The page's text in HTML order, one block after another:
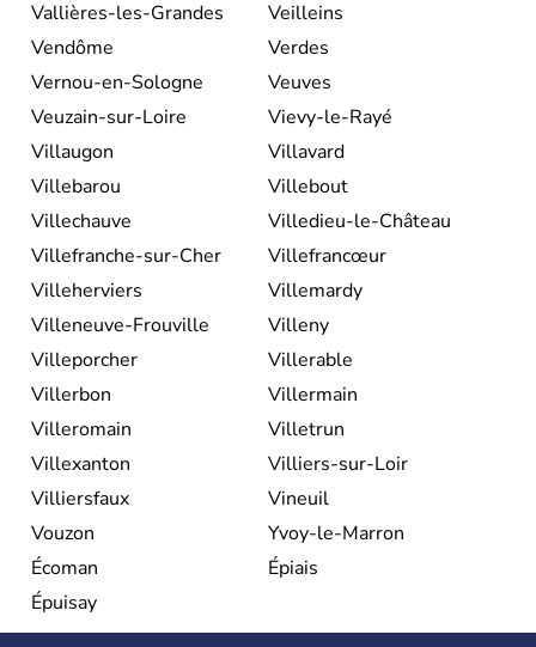
Vallières-les-Grandes
Veilleins
Vendôme
Verdes
Vernou-en-Sologne
Veuves
Veuzain-sur-Loire
Vievy-le-Rayé
Villaugon
Villavard
Villebarou
Villebout
Villechauve
Villedieu-le-Château
Villefranche-sur-Cher
Villefrancœur
Villeherviers
Villemardy
Villeneuve-Frouville
Villeny
Villeporcher
Villerable
Villerbon
Villermain
Villeromain
Villetrun
Villexanton
Villiers-sur-Loir
Villiersfaux
Vineuil
Vouzon
Yvoy-le-Marron
Écoman
Épiais
Épuisay